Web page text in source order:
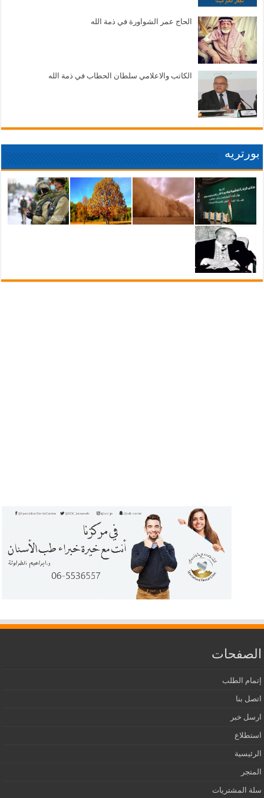
الحاج عمر الشواورة في ذمة الله
الكاتب والاعلامي سلطان الحطاب في ذمة الله
بورتريه
الصفحات
إتمام الطلب
اتصل بنا
ارسل خبر
استطلاع
الرئيسية
المتجر
سلة المشتريات